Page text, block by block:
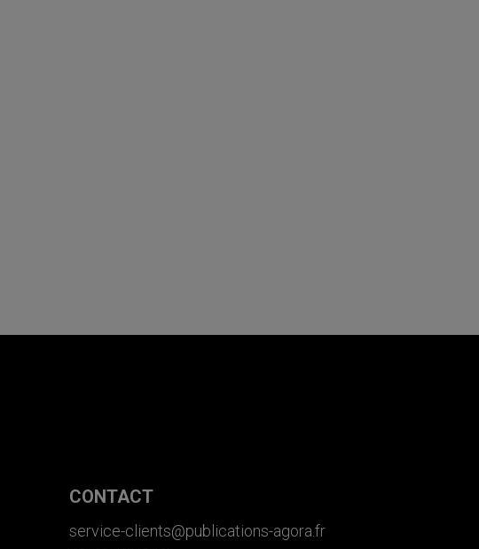
CONTACT
service-clients@publications-agora.fr